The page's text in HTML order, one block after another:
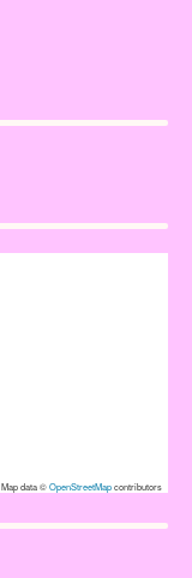
Map data ©OpenStreetMapcontributors